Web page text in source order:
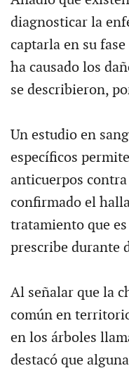
diagnosticar la
captarla en su
ha causado los
se describieron,
Un estudio en
específicos
anticuerpos
confirmado el
tratamiento que
prescribe durante
Al señalar que la
común en
en los árboles
destacó que